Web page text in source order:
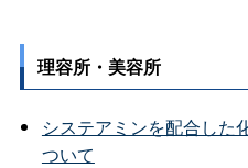
理容所・美容所
システアミンを配合した
ついて